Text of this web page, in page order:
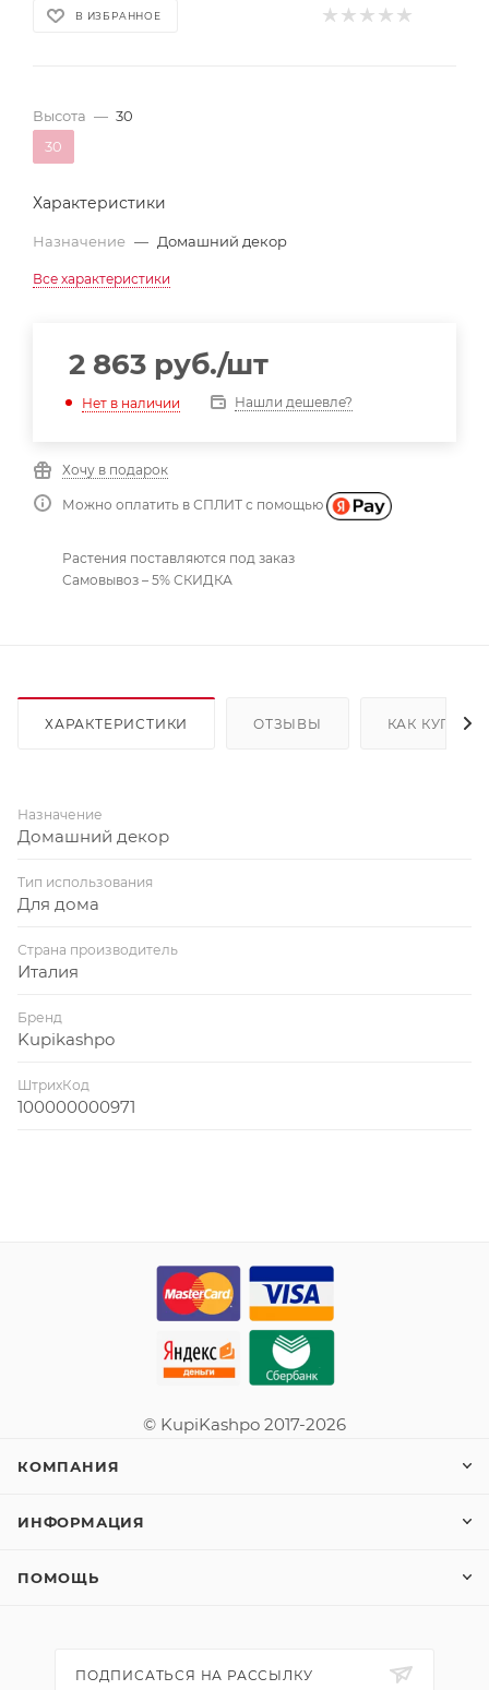
В ИЗБРАННОЕ
Высота — 30
30
Характеристики
Назначение — Домашний декор
Все характеристики
2 863 руб./шт
Нет в наличии Нашли дешевле?
Хочу в подарок
Можно оплатить в СПЛИТ с помощью
Растения поставляются под заказ
Самовывоз – 5% СКИДКА
ХАРАКТЕРИСТИКИ ОТЗЫВЫ КАК КУПИТЬ
Назначение
Домашний декор
Тип использования
Для дома
Страна производитель
Италия
Бренд
Kupikashpo
ШтрихКод
100000000971
© KupiKashpo 2017-2026
КОМПАНИЯ
ИНФОРМАЦИЯ
ПОМОЩЬ
ПОДПИСАТЬСЯ НА РАССЫЛКУ